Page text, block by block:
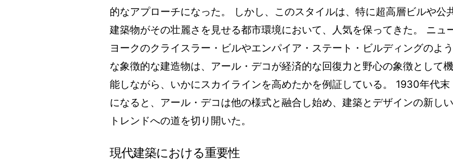
的なアプローチになった。 しかし、このスタイルは、特に超高層ビルや公
建築物がその壮麗さを見せる都市環境において、人気を保ってきた。 ニュ
ヨークのクライスラー・ビルやエンパイア・ステート・ビルディングのよう
な象徴的な建造物は、アール・デコが経済的な回復力と野心の象徴として機
能しながら、いかにスカイラインを高めたかを例証している。 1930年代末
になると、アール・デコは他の様式と融合し始め、建築とデザインの新しい
トレンドへの道を切り開いた。
現代建築における重要性